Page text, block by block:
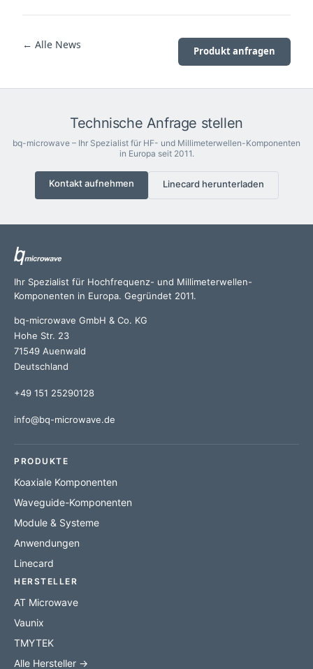
← Alle News Produkt anfragen
Technische Anfrage stellen
bq-microwave – Ihr Spezialist für HF- und Millimeterwellen-Komponenten
in Europa seit 2011.
Kontakt aufnehmen Linecard herunterladen
Ihr Spezialist für Hochfrequenz- und Millimeterwellen-
Komponenten in Europa. Gegründet 2011.
bq-microwave GmbH & Co. KG
Hohe Str. 23
71549 Auenwald
Deutschland
+49 151 25290128
info@bq-microwave.de
PRODUKTE
Koaxiale Komponenten
Waveguide-Komponenten
Module & Systeme
Anwendungen
Linecard
HERSTELLER
AT Microwave
Vaunix
TMYTEK
Alle Hersteller →